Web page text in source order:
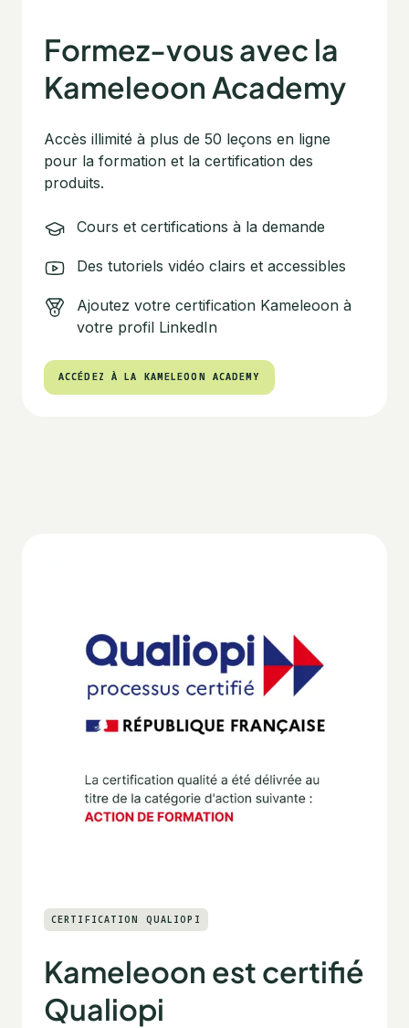
Formez-vous avec la
Kameleoon Academy
Accès illimité à plus de 50 leçons en ligne
pour la formation et la certification des
produits.
Cours et certifications à la demande
Des tutoriels vidéo clairs et accessibles
Ajoutez votre certification Kameleoon à
votre profil LinkedIn
ACCÉDEZ À LA KAMELEOON ACADEMY
ACCÉDEZ À LA KAMELEOON ACADEMY
CERTIFICATION QUALIOPI
Kameleoon est certifié
Qualiopi